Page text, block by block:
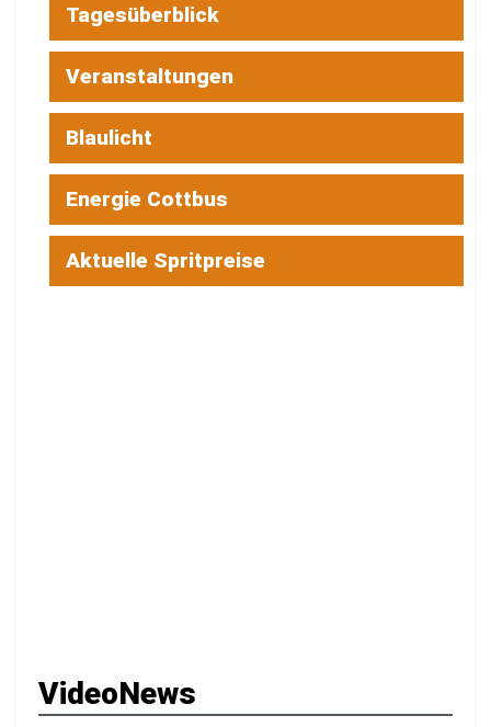
Tagesüberblick
Veranstaltungen
Blaulicht
Energie Cottbus
Aktuelle Spritpreise
VideoNews